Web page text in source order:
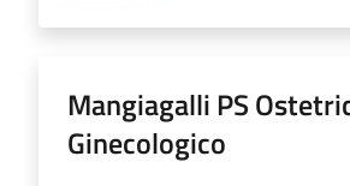
Mangiagalli PS
Ginecologico